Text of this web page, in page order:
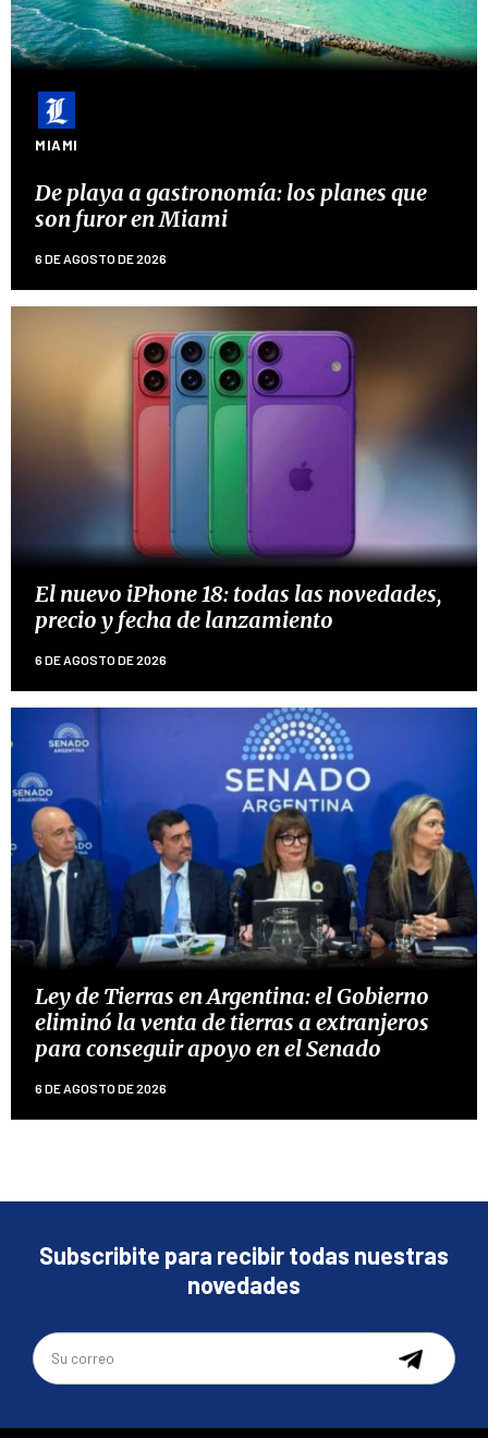
MIAMI
De playa a gastronomía: los planes que
son furor en Miami
6 DE AGOSTO DE 2026
El nuevo iPhone 18: todas las novedades,
precio y fecha de lanzamiento
6 DE AGOSTO DE 2026
Ley de Tierras en Argentina: el Gobierno
eliminó la venta de tierras a extranjeros
para conseguir apoyo en el Senado
6 DE AGOSTO DE 2026
Subscribite para recibir todas nuestras
novedades